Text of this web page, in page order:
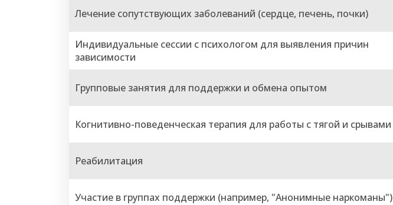
Лечение сопутствующих заболеваний (сердце, печень, почки)
Индивидуальные сессии с психологом для выявления причин
зависимости
Групповые занятия для поддержки и обмена опытом
Когнитивно-поведенческая терапия для работы с тягой и срывами
Реабилитация
Участие в группах поддержки (например, "Анонимные наркоманы")